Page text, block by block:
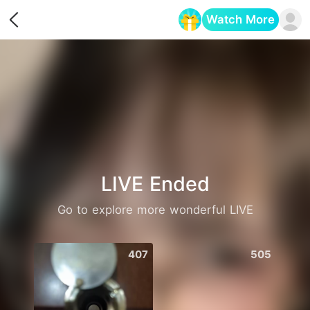
Watch More
LIVE Ended
Go to explore more wonderful LIVE
407 505